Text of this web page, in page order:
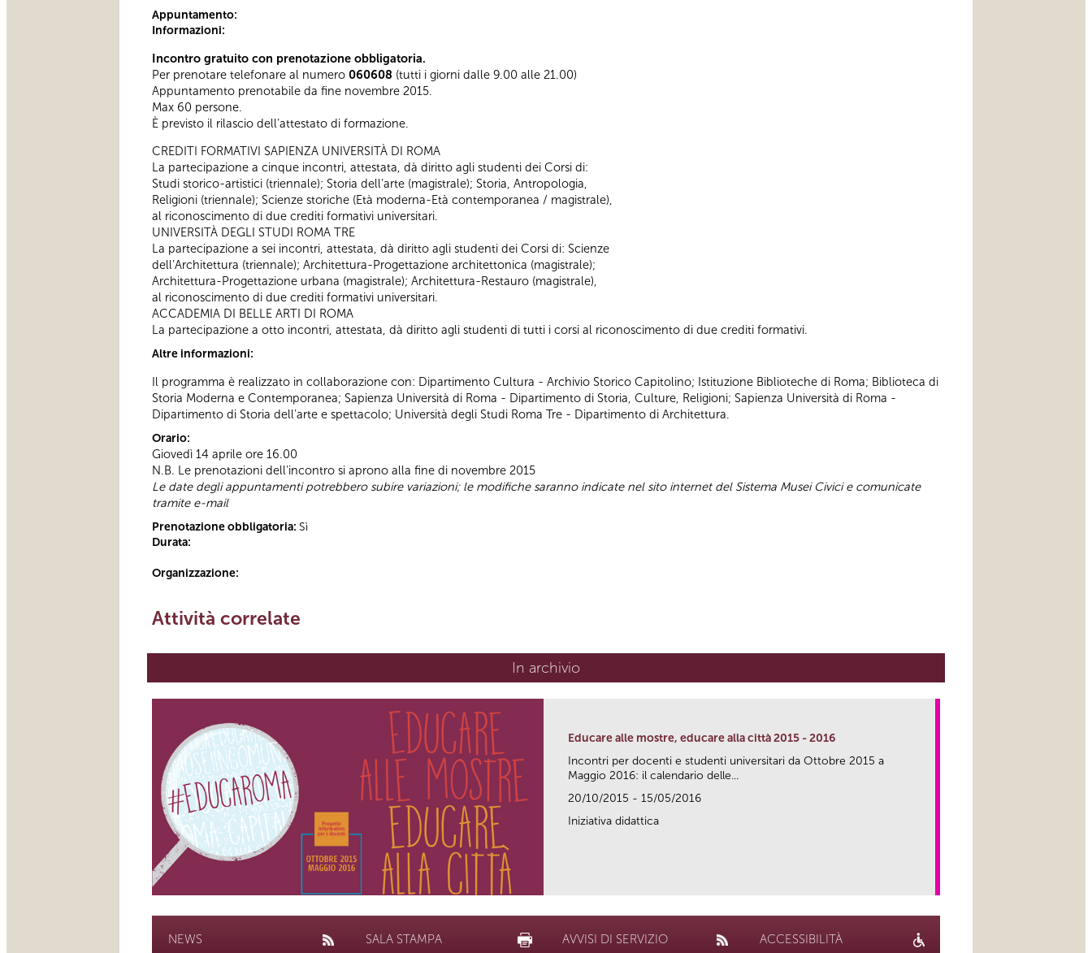
Appuntamento:
Informazioni:
Incontro gratuito con prenotazione obbligatoria.
Per prenotare telefonare al numero 060608 (tutti i giorni dalle 9.00 alle 21.00)
Appuntamento prenotabile da fine novembre 2015.
Max 60 persone.
È previsto il rilascio dell’attestato di formazione.
CREDITI FORMATIVI SAPIENZA UNIVERSITÀ DI ROMA
La partecipazione a cinque incontri, attestata, dà diritto agli studenti dei Corsi di:
Studi storico-artistici (triennale); Storia dell’arte (magistrale); Storia, Antropologia,
Religioni (triennale); Scienze storiche (Età moderna-Età contemporanea / magistrale),
al riconoscimento di due crediti formativi universitari.
UNIVERSITÀ DEGLI STUDI ROMA TRE
La partecipazione a sei incontri, attestata, dà diritto agli studenti dei Corsi di: Scienze
dell’Architettura (triennale); Architettura-Progettazione architettonica (magistrale);
Architettura-Progettazione urbana (magistrale); Architettura-Restauro (magistrale),
al riconoscimento di due crediti formativi universitari.
ACCADEMIA DI BELLE ARTI DI ROMA
La partecipazione a otto incontri, attestata, dà diritto agli studenti di tutti i corsi al riconoscimento di due crediti formativi.
Altre informazioni:
Il programma è realizzato in collaborazione con: Dipartimento Cultura - Archivio Storico Capitolino; Istituzione Biblioteche di Roma; Biblioteca di
Storia Moderna e Contemporanea; Sapienza Università di Roma - Dipartimento di Storia, Culture, Religioni; Sapienza Università di Roma -
Dipartimento di Storia dell'arte e spettacolo; Università degli Studi Roma Tre - Dipartimento di Architettura.
Orario:
Giovedì 14 aprile ore 16.00
N.B. Le prenotazioni dell'incontro si aprono alla fine di novembre 2015
Le date degli appuntamenti potrebbero subire variazioni; le modifiche saranno indicate nel sito internet del Sistema Musei Civici e comunicate
tramite e-mail
Prenotazione obbligatoria: Sì
Durata:
Organizzazione:
Attività correlate
In archivio
Educare alle mostre, educare alla città 2015 - 2016
Incontri per docenti e studenti universitari da Ottobre 2015 a
Maggio 2016: il calendario delle...
20/10/2015 - 15/05/2016
Iniziativa didattica
NEWS SALA STAMPA AVVISI DI SERVIZIO ACCESSIBILITÀ